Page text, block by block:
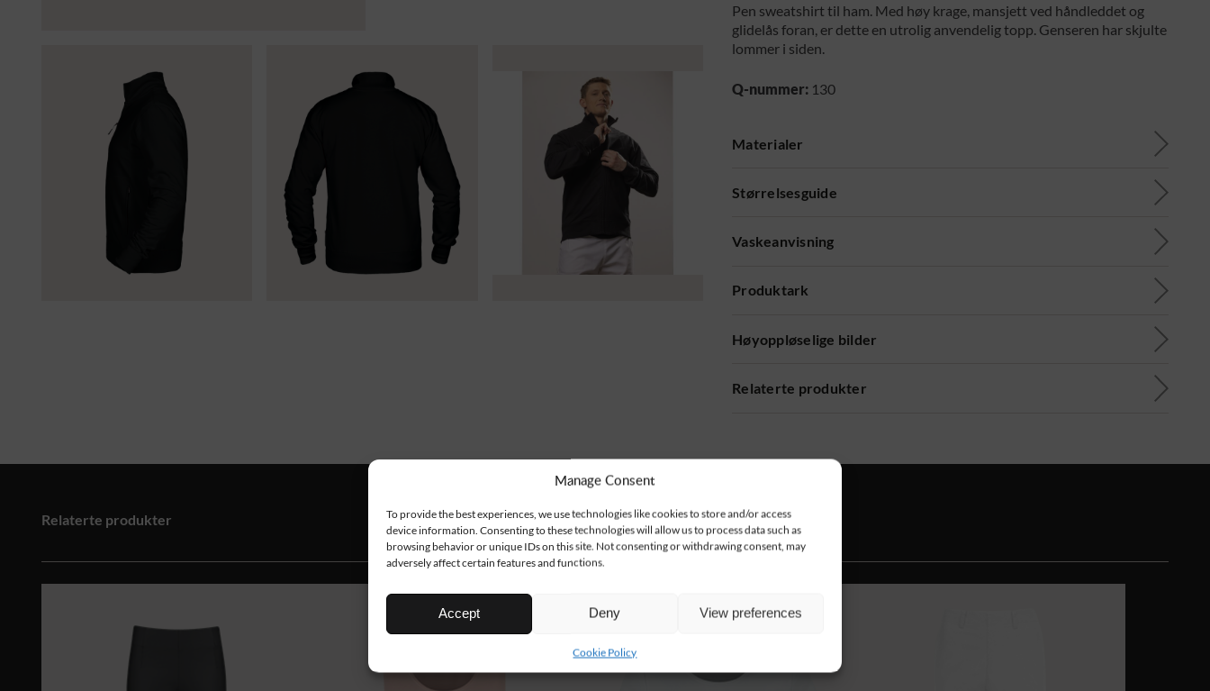
Manage Consent
To provide the best experiences, we use technologies like cookies to store and/or access
device information. Consenting to these technologies will allow us to process data such as
browsing behavior or unique IDs on this site. Not consenting or withdrawing consent, may
adversely affect certain features and functions.
Accept Deny View preferences
Cookie Policy
Pen sweatshirt til ham. Med høy krage, mansjett ved håndleddet og
glidelås foran, er dette en utrolig anvendelig topp. Genseren har skjulte
lommer i siden.
Q-nummer: 130
Materialer
Størrelsesguide
Vaskeanvisning
Produktark
Høyoppløselige bilder
Relaterte produkter
Relaterte produkter